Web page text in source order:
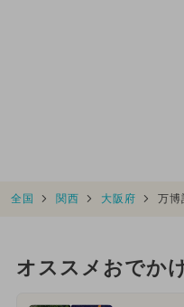
全国 関西 大阪府 万
オススメおでか